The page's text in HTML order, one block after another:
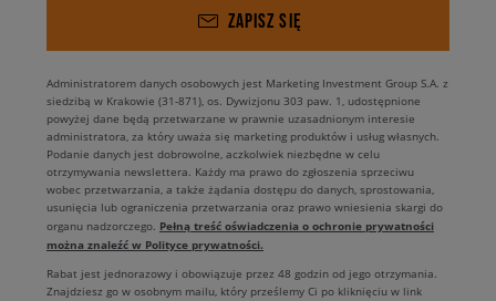
ZAPISZ SIĘ
Administratorem danych osobowych jest Marketing Investment Group S.A. z
siedzibą w Krakowie (31-871), os. Dywizjonu 303 paw. 1, udostępnione
powyżej dane będą przetwarzane w prawnie uzasadnionym interesie
administratora, za który uważa się marketing produktów i usług własnych.
Podanie danych jest dobrowolne, aczkolwiek niezbędne w celu
otrzymywania newslettera. Każdy ma prawo do zgłoszenia sprzeciwu
wobec przetwarzania, a także żądania dostępu do danych, sprostowania,
usunięcia lub ograniczenia przetwarzania oraz prawo wniesienia skargi do
organu nadzorczego. Pełną treść oświadczenia o ochronie prywatności
można znaleźć w Polityce prywatności.
Rabat jest jednorazowy i obowiązuje przez 48 godzin od jego otrzymania.
Znajdziesz go w osobnym mailu, który prześlemy Ci po kliknięciu w link